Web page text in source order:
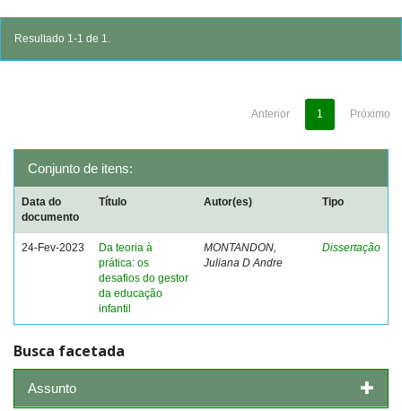
Resultado 1-1 de 1.
Anterior 1 Próximo
Conjunto de itens:
Data do
documento
Título Autor(es) Tipo
24-Fev-2023
Da teoria à
prática: os
desafios do gestor
da educação
infantil
MONTANDON,
Juliana D Andre
Dissertação
Busca facetada
Assunto